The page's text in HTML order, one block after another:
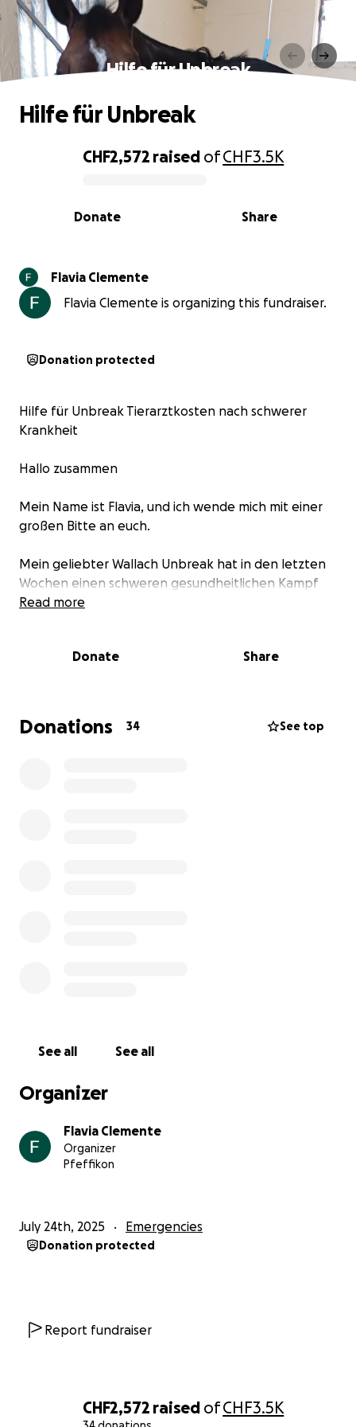
CHF2,572 raised ofCHF3.5K
Hilfe für Unbreak
0% complete
CHF2,572 raised ofCHF3.5K
Share
Donate
Hilfe für Unbreak
Flavia Clemente
Flavia Clemente is organizing this fundraiser.
Donation protected
Hilfe für Unbreak Tierarztkosten nach schwerer
Krankheit
Hallo zusammen
Mein Name ist Flavia, und ich wende mich mit einer
großen Bitte an euch.
Mein geliebter Wallach Unbreak hat in den letzten
Wochen einen schweren gesundheitlichen Kampf
durchgestanden. Es begann mit einer Kolik, die
eine Niereninsuffizienz festgestellt ,eine ernsthafte
Unbreak musste mehrere Tage intensiv in der
Auch Fotos von Unbreak werde ich laufend teilen,
könnt.
Ich danke euch von ganzem Herzen für eure Hilfe,
eure Unterstützung und euer Mitgefühl.
Read more
Donate Share
Donations 34 See top
See all See all
Organizer
Flavia Clemente
Organizer
Pfeffikon
July 24th, 2025 Emergencies
Donation protected
Report fundraiser